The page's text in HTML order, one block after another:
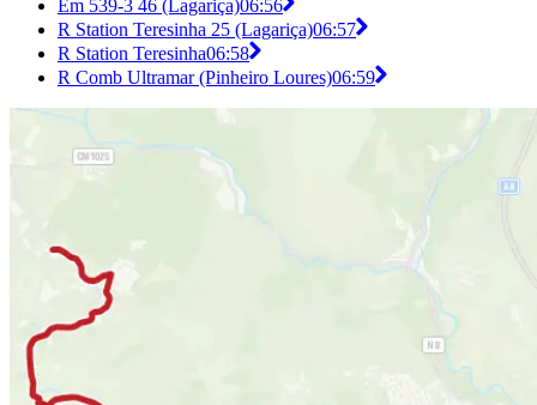
Em 539-3 46 (Lagariça)06:56
R Station Teresinha 25 (Lagariça)06:57
R Station Teresinha06:58
R Comb Ultramar (Pinheiro Loures)06:59